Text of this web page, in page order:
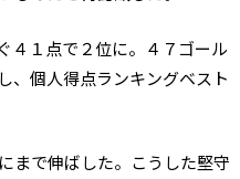
４１点で２位に。４７ゴール
、個人得点ランキングベスト
まで伸ばした。こうした堅守